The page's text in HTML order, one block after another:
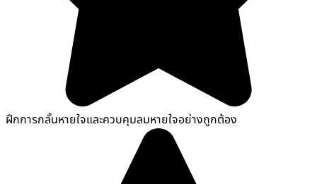
ฝึกการกลั้นหายใจและควบคุมลมหายใจอย่างถูกต้อง